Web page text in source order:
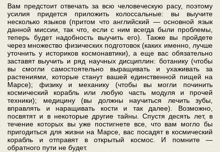
Вам предстоит отвечать за всю человеческую расу, поэтому
усилия придется приложить колоссальные: вы выучите
несколько языков (притом что английский — основной язык
данной миссии, так что, если с ним всегда были проблемы,
теперь будет надобность выучить его). Также вы пройдете
через множество физических подготовок (каких именно, лучше
уточнить у историков космонавтики), а еще вас обязательно
заставят выучить и ряд научных дисциплин: ботанику (чтобы
вы смогли самостоятельно выращивать и ухаживать за
растениями, которые станут вашей единственной пищей на
Марсе); физику и механику (чтобы вы могли починить
космический корабль или любую часть модуля и прочей
техники); медицину (вы должны научиться лечить зубы,
вправлять и наращивать кости и так далее). Возможно,
посвятят и в некоторые другие тайны. Спустя десять лет, в
течение которых вы уже постигнете все, что вам могло бы
пригодиться для жизни на Марсе, вас посадят в космический
корабль и отправят в открытый космос. И помните —
обратного пути не будет.